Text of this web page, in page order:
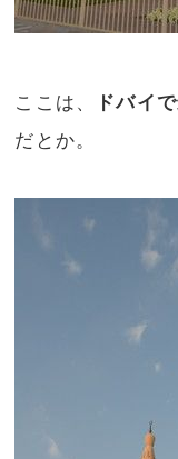
ここは、 ドバイ
だとか。